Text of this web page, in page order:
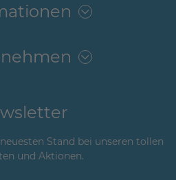
Stand bei unseren tollen
und Aktionen.